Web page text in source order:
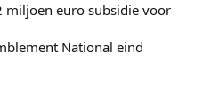
miljoen euro subsidie voor
National eind